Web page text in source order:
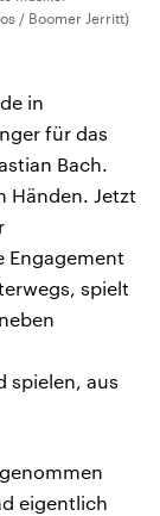
/ Boomer Jerritt)
in
für das
Bach.
Händen. Jetzt
Engagement
spielt
spielen, aus
eigentlich